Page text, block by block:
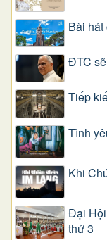
Bài
ĐTC
Tiếp
Tình
Khi
Đại
thứ 3